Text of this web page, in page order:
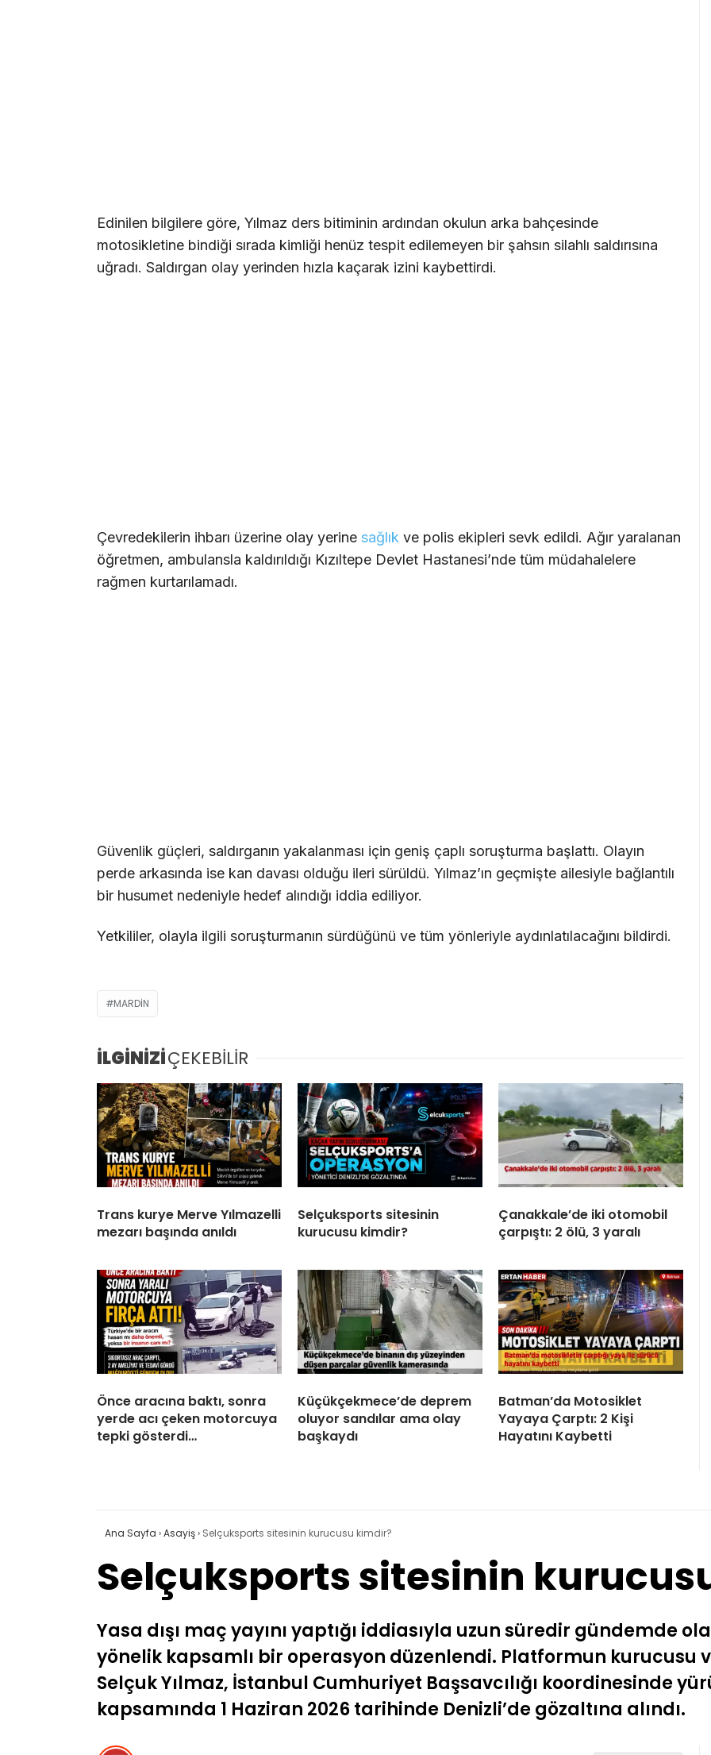
Edinilen bilgilere göre, Yılmaz ders bitiminin ardından okulun arka bahçesinde
motosikletine bindiği sırada kimliği henüz tespit edilemeyen bir şahsın silahlı saldırısına
uğradı. Saldırgan olay yerinden hızla kaçarak izini kaybettirdi.
Çevredekilerin ihbarı üzerine olay yerine sağlık ve polis ekipleri sevk edildi. Ağır yaralanan
öğretmen, ambulansla kaldırıldığı Kızıltepe Devlet Hastanesi’nde tüm müdahalelere
rağmen kurtarılamadı.
Güvenlik güçleri, saldırganın yakalanması için geniş çaplı soruşturma başlattı. Olayın
perde arkasında ise kan davası olduğu ileri sürüldü. Yılmaz’ın geçmişte ailesiyle bağlantılı
bir husumet nedeniyle hedef alındığı iddia ediliyor.
Yetkililer, olayla ilgili soruşturmanın sürdüğünü ve tüm yönleriyle aydınlatılacağını bildirdi.
MARDIN
İLGİNİZİÇEKEBİLİR
Trans kurye Merve Yılmazelli
mezarı başında anıldı
Selçuksports sitesinin
kurucusu kimdir?
Çanakkale’de iki otomobil
çarpıştı: 2 ölü, 3 yaralı
Önce aracına baktı, sonra
yerde acı çeken motorcuya
tepki gösterdi…
Küçükçekmece’de deprem
oluyor sandılar ama olay
başkaydı
Batman’da Motosiklet
Yayaya Çarptı: 2 Kişi
Hayatını Kaybetti
Ana Sayfa ›Asayiş› Selçuksports sitesinin kurucusu kimdir?
Selçuksports sitesinin
Yasa dışı maç yayını yaptığı iddiasıyla uzun süredir gündemde
yönelik kapsamlı bir operasyon düzenlendi. Platformun kurucusu
Selçuk Yılmaz, İstanbul Cumhuriyet Başsavcılığı koordinesinde
kapsamında 1 Haziran 2026 tarihinde Denizli’de gözaltına alındı.